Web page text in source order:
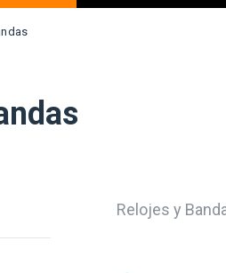
Relojes y